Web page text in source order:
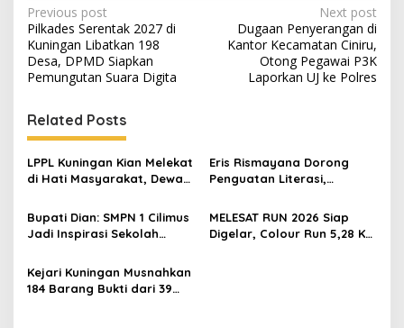
Post
navigation
Previous post
Pilkades Serentak 2027 di
Kuningan Libatkan 198
Desa, DPMD Siapkan
Pemungutan Suara Digita
Next post
Dugaan Penyerangan di
Kantor Kecamatan Ciniru,
Otong Pegawai P3K
Laporkan UJ ke Polres
Related Posts
LPPL Kuningan Kian Melekat
di Hati Masyarakat, Dewas
Digital
Eris Rismayana Dorong
Penguatan Literasi,
KKN UIN Sunan Kalijaga di
Sagaranten
Bupati Dian: SMPN 1 Cilimus
Jadi Inspirasi Sekolah
Momentum Cetak Generasi
Emas
MELESAT RUN 2026 Siap
Digelar, Colour Run 5,28 Km
Kejari Kuningan Musnahkan
184 Barang Bukti dari 39